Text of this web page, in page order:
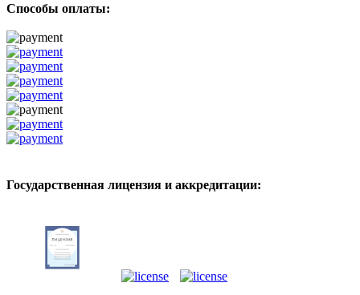
Способы оплаты:
Государственная лицензия и аккредитации: